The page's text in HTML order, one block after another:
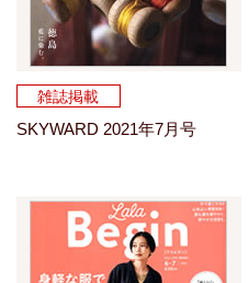
雑誌掲載
SKYWARD 2021年7月号